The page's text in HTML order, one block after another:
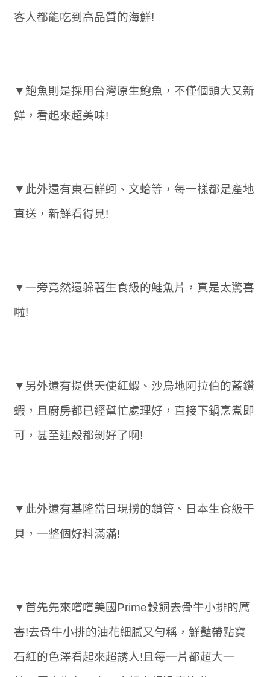
客人都能吃到高品質的海鮮!
▼鮑魚則是採用台灣原生鮑魚，不僅個頭大又新
鮮，看起來超美味!
▼此外還有東石鮮蚵、文蛤等，每一樣都是產地
直送，新鮮看得見!
▼一旁竟然還躲著生食級的鮭魚片，真是太驚喜
啦!
▼另外還有提供天使紅蝦、沙烏地阿拉伯的藍鑽
蝦，且廚房都已經幫忙處理好，直接下鍋烹煮即
可，甚至連殼都剝好了啊!
▼此外還有基隆當日現撈的鎖管、日本生食級干
貝，一整個好料滿滿!
▼首先先來嚐嚐美國Prime穀飼去骨牛小排的厲
害!去骨牛小排的油花細膩又勻稱，鮮豔帶點寶
石紅的色澤看起來超誘人!且每一片都超大一